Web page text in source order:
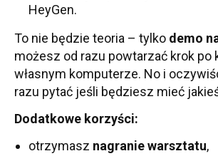
HeyGen.
To nie będzie teoria – tylko demo
możesz od razu powtarzać krok po
własnym komputerze. No i
razu pytać jeśli będziesz mieć
Dodatkowe korzyści:
otrzymasz nagranie warsztatu,